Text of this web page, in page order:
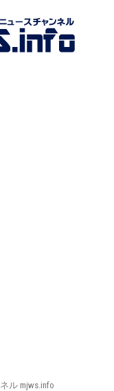
ル mjws.info